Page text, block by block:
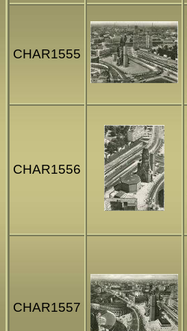
CHAR1555
CHAR1556
CHAR1557